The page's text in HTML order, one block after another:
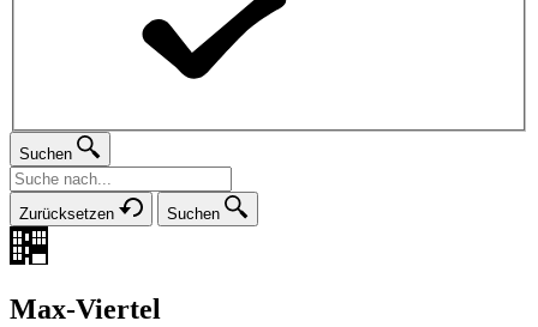
Suchen
Zurücksetzen Suchen
Max-Viertel